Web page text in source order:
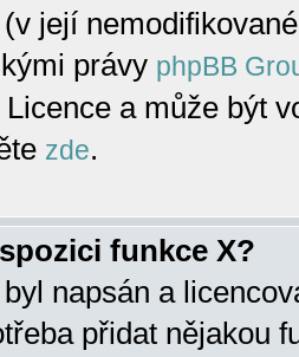
její
právy phpBB
a může být
zde.
funkce X?
napsán a
přidat nějakou